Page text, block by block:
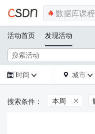
活动首页 发现活动
 时间   城市 
本周 